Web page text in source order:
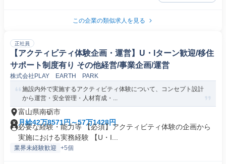
この企業の類似求人を見る
正社員
【アクティビティ体験企画・運営】U・Iターン歓迎/移住
サポート制度有り その他経営/事業企画/運営
株式会社PLAY EARTH PARK
施設内外で実施するアクティビティ体験について、コンセプト設計
から運営・安全管理・人材育成・...
富山県南砺市
月給42万8571円～57万1428円
必要な経験・能力等 【必須】アクティビティ体験の企画から
実施における実務経験 【U・I...
業界未経験歓迎 +5個